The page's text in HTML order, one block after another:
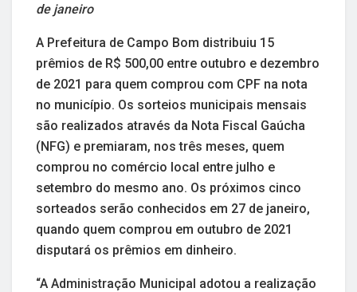
de janeiro
A Prefeitura de Campo Bom distribuiu 15
prêmios de R$ 500,00 entre outubro e dezembro
de 2021 para quem comprou com CPF na nota
no município. Os sorteios municipais mensais
são realizados através da Nota Fiscal Gaúcha
(NFG) e premiaram, nos três meses, quem
comprou no comércio local entre julho e
setembro do mesmo ano. Os próximos cinco
sorteados serão conhecidos em 27 de janeiro,
quando quem comprou em outubro de 2021
disputará os prêmios em dinheiro.
“A Administração Municipal adotou a realização